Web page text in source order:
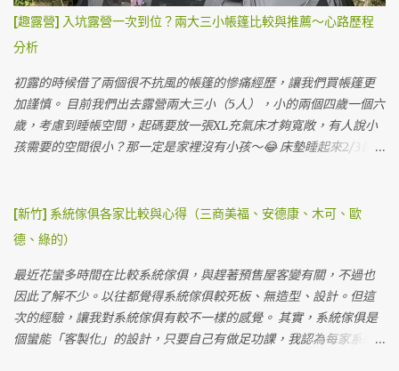
看電影，Q3投影機真的很實惠，3500元也堪用了，布幕直接用賣家
送的。 半夜睡覺，直接聽海浪與雨聲度過，道路飆車聲沒有想像中
的大聲（可能是因為下雨？） 第二天早晨雨停，營主的貓貓跑來撒
嬌，硬是在帳篷晃啊晃不走，最後被我們抱回它家。ＸＤ 直接海景
第一排 💞 雖然天氣陰陰的，但是海景還是很療癒，這裡是步道旁
邊，所以可以看到很多人走來走去。 營位前庭全景大概是這樣 早上
雨停天...
們，很幸福的做做樣子就可以泡湯，之後來可能就要認命了（？）
每個獨立湯屋營位都有雨遮，帳比較小的話不用怕收濕帳 一房一廳
阿提卡帳要橫的搭才搭得下 搭起來的感覺還不錯，有一半在採光罩
下，地上都有棧板 白天可以把沙發放在外面，享受山林的美好與大
甲溪的溪流聲。 視野優美的獨立湯屋營位 這個營位4800元一個晚上
其實很划算，與飯店不同的是我們真的是整天都在這裡，不僅僅睡
覺的時間在營位，白天看溪流，晚上泡湯看星星真的很幸福。 天氣
蠻多間，用起來也很乾淨。 蹲式馬桶 淋浴間 淋浴間很多間，但熱水
如果太多帳會來不及燒，建議來這邊的可以盡量下午就先洗澡，以
免晚上沒水洗澡（有些人會因為這樣給負評），但其實是因為先天
上這邊沒有天然氣管，要輸送天然氣很困難，目前電力燒的速度供
應三四十帳難免沒辦法跟上，還是建議露友能分散洗澡時間。 梳妝
台 硬體設備在上一篇文章 第六露：柏冷翠休閒農場～五星級庭園享
受露營週末 也都有分享，上次是泡大眾池，這次是泡湯屋。 泡湯池
[趣露營] 入坑露營一次到位？兩大三小帳篷比較與推薦～心路歷程
分析
初露的時候借了兩個很不抗風的帳篷的慘痛經歷，讓我們買帳篷更
加謹慎。 目前我們出去露營兩大三小（5人），小的兩個四歲一個六
歲，考慮到睡帳空間，起碼要放一張XL充氣床才夠寬敞，有人說小
孩需要的空間很小？那一定是家裡沒有小孩～😂 床墊睡起來2/3都是
們一定要買放得下XL的帳篷。（不然我覺得我要去睡帳篷外了😒）
在考慮睡帳跟客廳分開買還是一起，有幾個考量是...我們的小孩都偏
冬天真的比較暖和，後來我們還是針對一房一廳帳看。 另外，如果
一次就搭好也是挺方便的，不用分兩帳搭，光搞小孩就來不及了...
（不知道為什麼常常有人會在最緊急時候想尿尿...😅） 一開始長輩
推薦Coleman跟Snowpeak，畢竟大牌子還是比較有保障，不管是防
[新竹] 系統傢俱各家比較與心得（三商美福、安德康、木可、歐
德、綠的）
最近花蠻多時間在比較系統傢俱，與趕著預售屋客變有關，不過也
因此了解不少。以往都覺得系統傢俱較死板、無造型、設計。但這
次的經驗，讓我對系統傢俱有較不一樣的感覺。 其實，系統傢俱是
個蠻能「客製化」的設計，只要自己有做足功課，我認為每家系統